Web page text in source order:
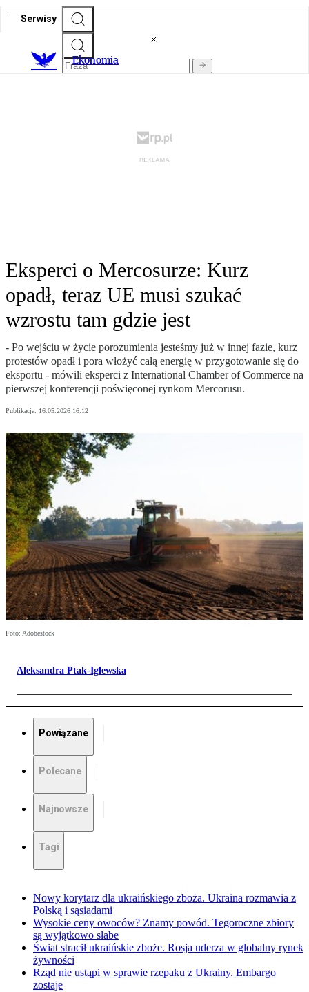
Serwisy
Ekonomia
Eksperci o Mercosurze: Kurz
opadł, teraz UE musi szukać
wzrostu tam gdzie jest
- Po wejściu w życie porozumienia jesteśmy już w innej fazie, kurz
protestów opadł i pora włożyć całą energię w przygotowanie się do
eksportu - mówili eksperci z International Chamber of Commerce na
pierwszej konferencji poświęconej rynkom Mercorusu.
Publikacja: 16.05.2026 16:12
Foto: Adobestock
Aleksandra Ptak-Iglewska
Powiązane
Polecane
Najnowsze
Tagi
Nowy korytarz dla ukraińskiego zboża. Ukraina rozmawia z
Polską i sąsiadami
Wysokie ceny owoców? Znamy powód. Tegoroczne zbiory
są wyjątkowo słabe
Świat stracił ukraińskie zboże. Rosja uderza w globalny rynek
żywności
Rząd nie ustąpi w sprawie rzepaku z Ukrainy. Embargo
zostaje